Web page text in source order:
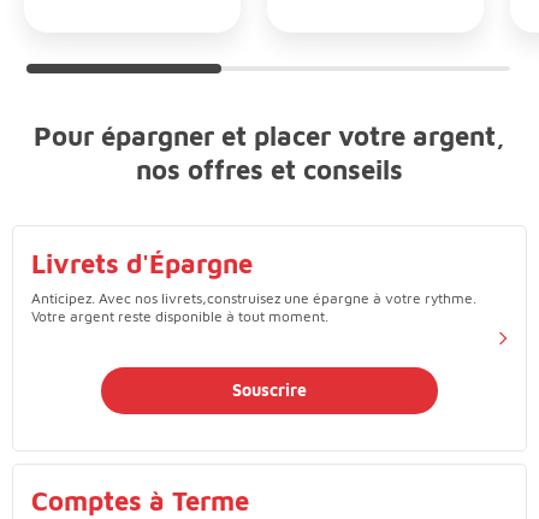
Pour épargner et placer votre argent,
nos offres et conseils
Livrets d'Épargne
Anticipez. Avec nos livrets,construisez une épargne à votre rythme.
Votre argent reste disponible à tout moment.
Souscrire
Comptes à Terme